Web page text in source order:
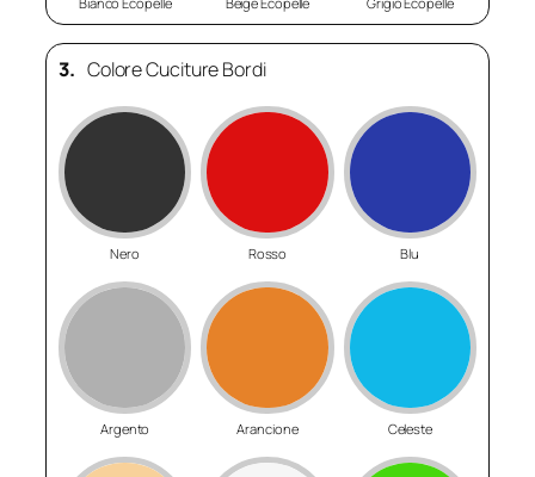
3. Colore Cuciture Bordi
Nero Rosso Blu
Argento Arancione Celeste